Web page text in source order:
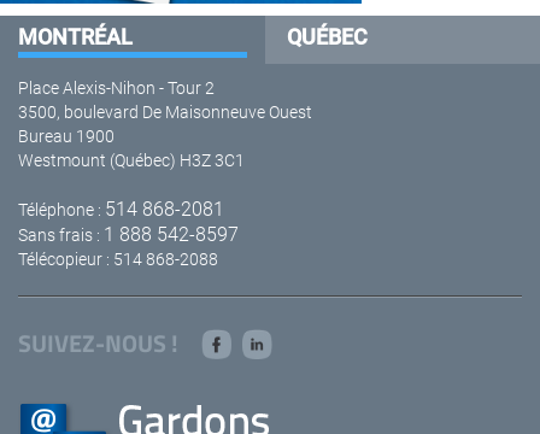
MONTRÉAL QUÉBEC
Place Alexis-Nihon - Tour 2
3500, boulevard De Maisonneuve Ouest
Bureau 1900
Westmount (Québec) H3Z 3C1
Téléphone : 514 868-2081
Sans frais : 1 888 542-8597
Télécopieur : 514 868-2088
SUIVEZ-NOUS !